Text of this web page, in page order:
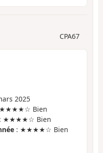
CPA67
2025
Bien
: ★★★★☆ Bien
: ★★★★☆ Bien